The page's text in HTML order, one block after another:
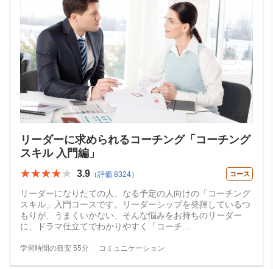
リーダーに求められるコーチング「コーチング
スキル 入門編」
★★★★★
★★★★★ 3.9 （評価 8324） コース
リーダーになりたての人、なる予定の人向けの「コーチング
スキル」入門コースです。リーダーシップを発揮しているつ
もりが、うまくいかない、そんな悩みをお持ちのリーダー
に、ドラマ仕立てでわかりやすく「コーチ
学習時間の目安 55分 コミュニケーション